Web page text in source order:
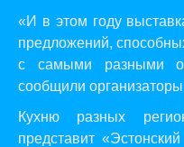
«И в этом году
предложений,
с самыми разными
сообщили
Кухню разных
представит